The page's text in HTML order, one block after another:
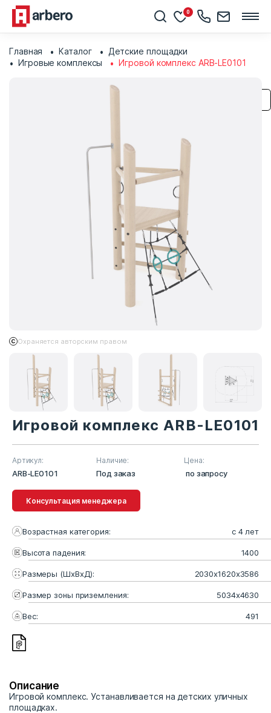
0
Главная Каталог
Детские площадки
Игровые комплексы
Игровой комплекс ARB-LE0101
Охраняется авторским правом
Игровой комплекс ARB-LE0101
Артикул:
ARB-LE0101
Наличие:
Под заказ
Цена:
по запросу
Консультация менеджера
Возрастная категория: с 4 лет
Высота падения: 1400
Размеры (ШхВхД): 2030x1620x3586
Размер зоны приземления: 5034х4630
Вес: 491
Описание
Игровой комплекс. Устанавливается на детских уличных
площадках.